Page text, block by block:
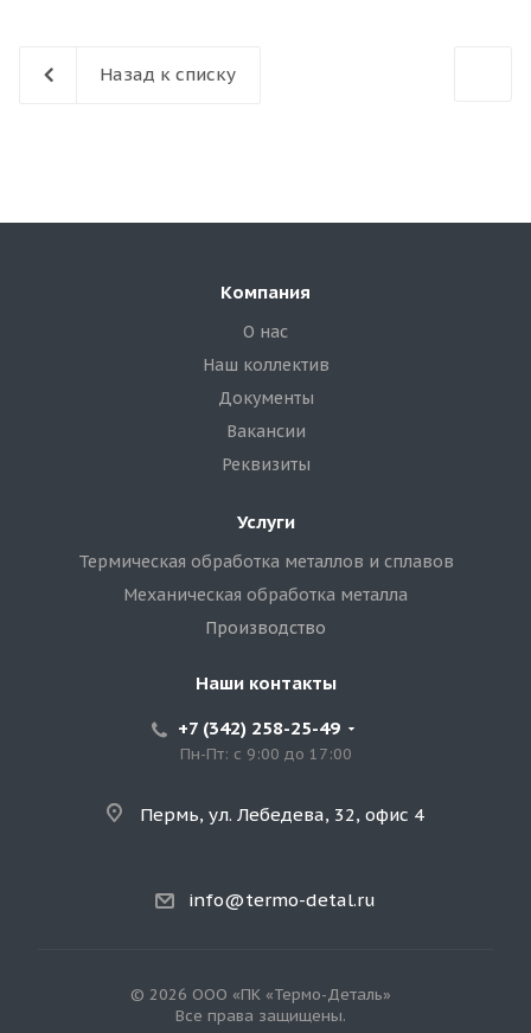
Назад к списку
Компания
О нас
Наш коллектив
Документы
Вакансии
Реквизиты
Услуги
Термическая обработка металлов и сплавов
Механическая обработка металла
Производство
Наши контакты
+7 (342) 258-25-49
Пн-Пт: с 9:00 до 17:00
Пермь, ул. Лебедева, 32, офис 4
info@termo-detal.ru
© 2026 ООО «ПК «Термо-Деталь»
Все права защищены.